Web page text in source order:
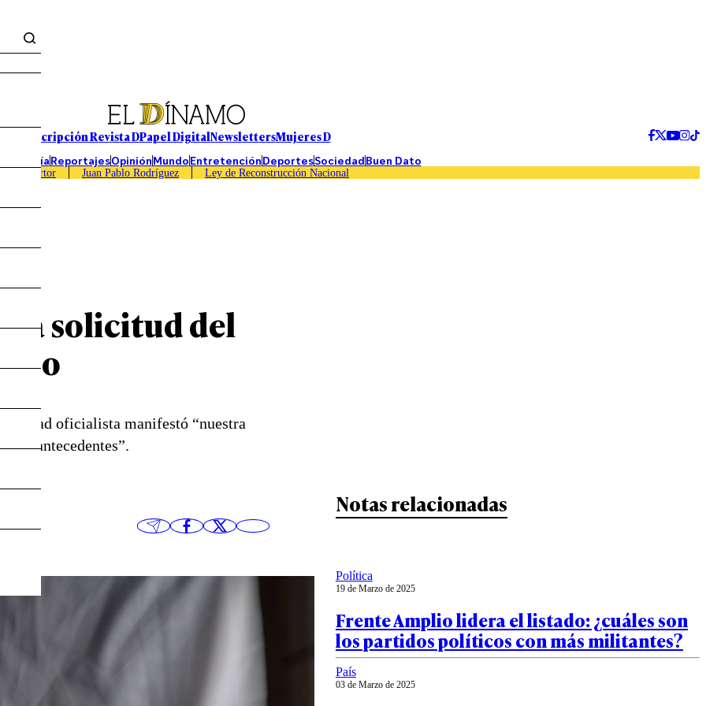
Suscripción Revista DPapel DigitalNewslettersMujeres D
EconomíaReportajesOpiniónMundoEntretenciónDeportesSociedadBuen Dato
Caso Sartor Juan Pablo Rodríguez Ley de Reconstrucción Nacional
la solicitud del
oficialista manifestó “nuestra
los antecedentes”.
Notas relacionadas
Política
19 de Marzo de 2025
Frente Amplio lidera el listado: ¿cuáles son
los partidos políticos con más militantes?
País
03 de Marzo de 2025